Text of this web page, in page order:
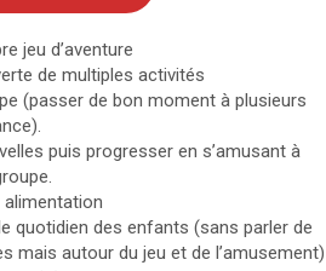
jeu d’aventure
de multiples activités
(passer de bon moment à plusieurs
puis progresser en s’amusant à
alimentation
quotidien des enfants (sans parler de
mais autour du jeu et de l’amusement)